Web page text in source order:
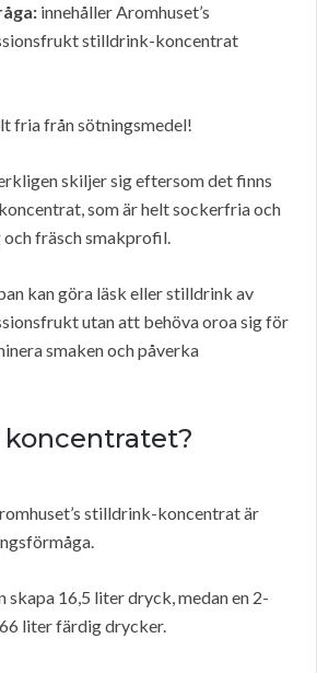
innehåller Aromhuset’s
stilldrink-koncentrat
fria från sötningsmedel!
skiljer sig eftersom det finns
som är helt sockerfria och
och fräsch smakprofil.
kan göra läsk eller stilldrink av
utan att behöva oroa sig för
smaken och påverka
koncentratet?
stilldrink-koncentrat är
skapa 16,5 liter dryck, medan en 2-
liter färdig drycker.